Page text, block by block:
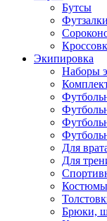
Бутсы
Футзалки
Экипировка
Наборы
Для
Для
Костюмы
Брюки,